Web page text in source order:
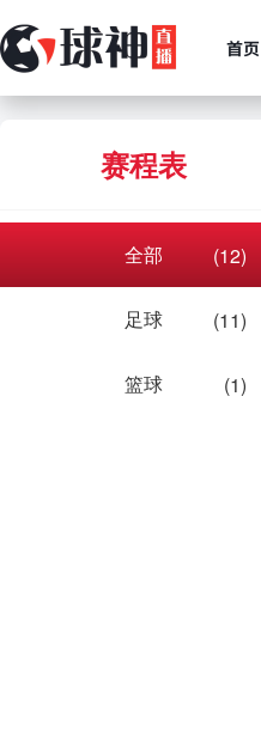
首页
赛程表
全部 (12)
足球 (11)
篮球 (1)